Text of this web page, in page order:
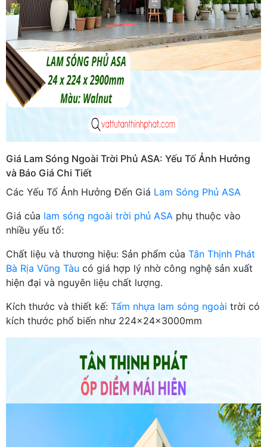
Giá Lam Sóng Ngoài Trời Phủ ASA: Yếu Tố Ảnh Hưởng
và Báo Giá Chi Tiết
Các Yếu Tố Ảnh Hưởng Đến Giá Lam Sóng Phủ ASA
Giá của lam sóng ngoài trời phủ ASA phụ thuộc vào
nhiều yếu tố:
Chất liệu và thương hiệu: Sản phẩm của Tân Thịnh Phát
Bà Rịa Vũng Tàu có giá hợp lý nhờ công nghệ sản xuất
hiện đại và nguyên liệu chất lượng.
Kích thước và thiết kế: Tấm nhựa lam sóng ngoài trời có
kích thước phổ biến như 224x24x3000mm